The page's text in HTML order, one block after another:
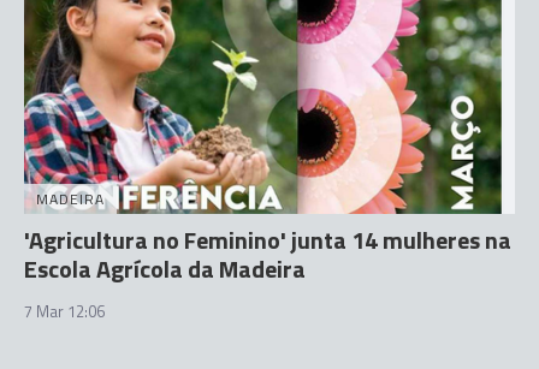
MADEIRA
'Agricultura no Feminino' junta 14 mulheres na
Escola Agrícola da Madeira
7 Mar 12:06